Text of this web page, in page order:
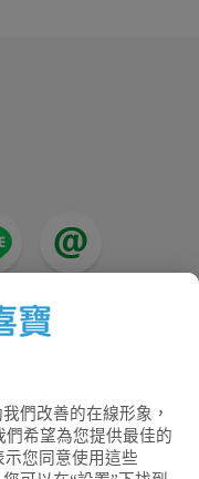
HiPP懷孕